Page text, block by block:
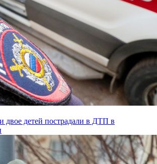
двое детей пострадали в ДТП в